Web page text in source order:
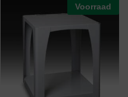
Voorraad